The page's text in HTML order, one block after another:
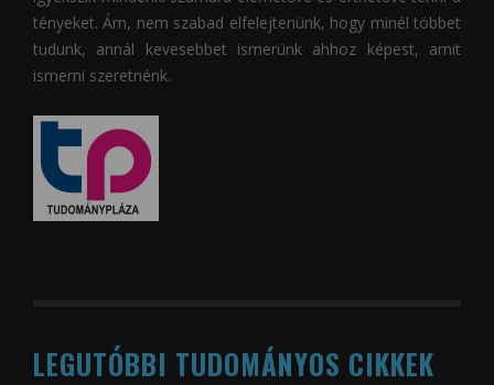
tényeket. Ám, nem szabad elfelejtenünk, hogy minél többet
tudunk, annál kevesebbet ismerünk ahhoz képest, amit
ismerni szeretnénk.
LEGUTÓBBI TUDOMÁNYOS CIKKEK